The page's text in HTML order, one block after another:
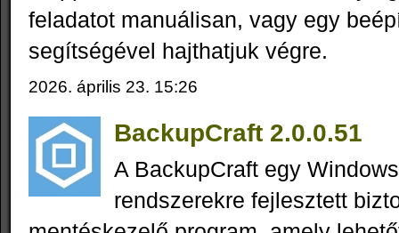
feladatot manuálisan, vagy egy
segítségével hajthatjuk végre.
2026. április 23. 15:26
BackupCraft 2.0.0.51
A BackupCraft egy
rendszerekre fejlesztett